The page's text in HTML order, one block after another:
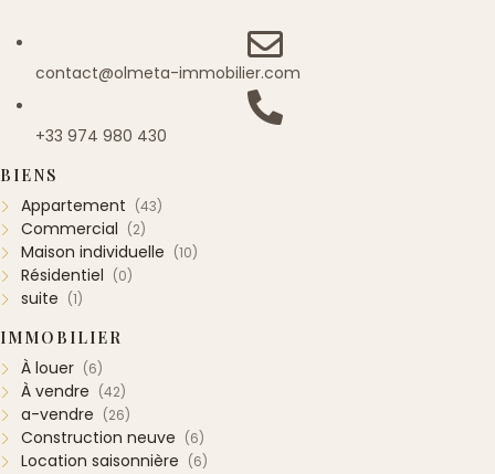
contact@olmeta-immobilier.com
+33 974 980 430
BIENS
Appartement (43)
Commercial (2)
Maison individuelle (10)
Résidentiel (0)
suite (1)
IMMOBILIER
À louer (6)
À vendre (42)
a-vendre (26)
Construction neuve (6)
Location saisonnière (6)